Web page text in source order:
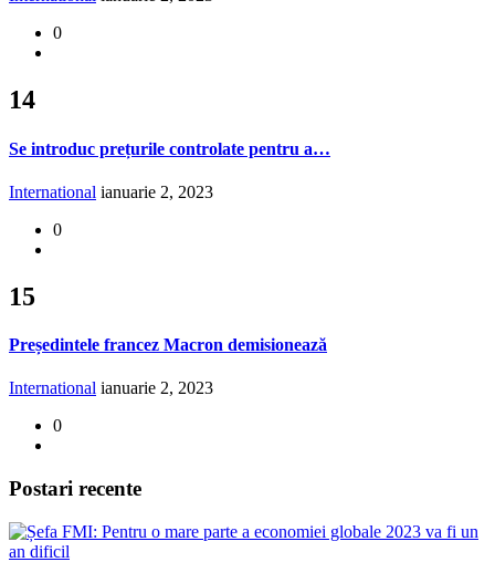
0
14
Se introduc prețurile controlate pentru a…
International ianuarie 2, 2023
0
15
Președintele francez Macron demisionează
International ianuarie 2, 2023
0
Postari recente